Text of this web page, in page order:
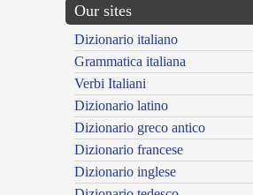
Our sites
Dizionario italiano
Grammatica italiana
Verbi Italiani
Dizionario latino
Dizionario greco antico
Dizionario francese
Dizionario inglese